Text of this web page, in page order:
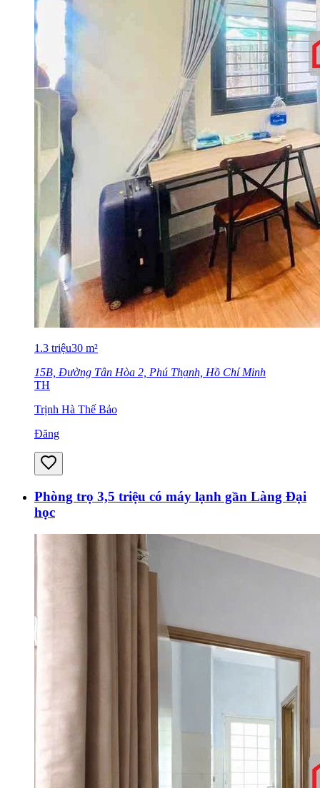
1.3 triệu30 m²
15B, Đường Tân Hòa 2, Phú Thạnh, Hồ Chí Minh
TH
Trịnh Hà Thế Bảo
Đăng
Phòng trọ 3,5 triệu có máy lạnh gần Làng Đại
học